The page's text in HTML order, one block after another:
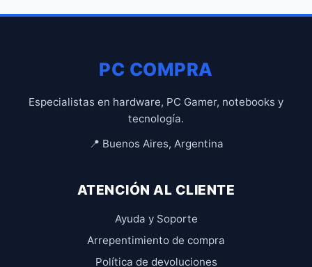
PC COMPRA
Especialistas en hardware, PC Gamer, notebooks y
tecnología.
📍 Buenos Aires, Argentina
ATENCIÓN AL CLIENTE
Ayuda y Soporte
Arrepentimiento de compra
Política de devoluciones